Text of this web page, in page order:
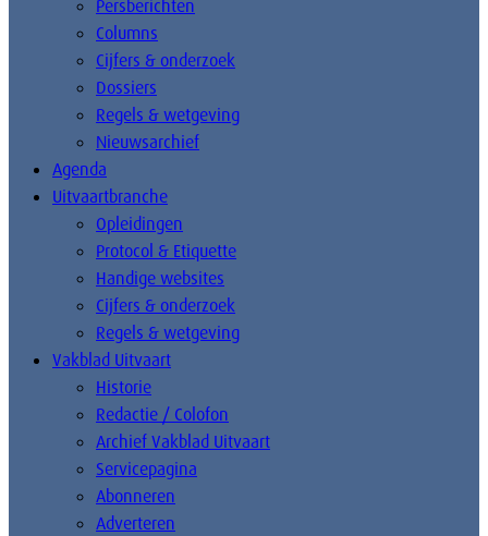
Persberichten
Columns
Cijfers & onderzoek
Dossiers
Regels & wetgeving
Nieuwsarchief
Agenda
Uitvaartbranche
Opleidingen
Protocol & Etiquette
Handige websites
Cijfers & onderzoek
Regels & wetgeving
Vakblad Uitvaart
Historie
Redactie / Colofon
Archief Vakblad Uitvaart
Servicepagina
Abonneren
Adverteren